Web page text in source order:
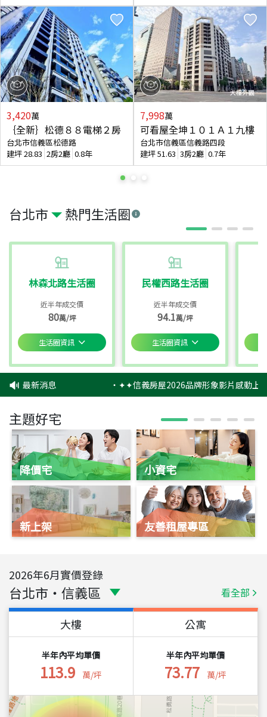
台北市 熱門生活圈
林森北路生活圈
近半年成交價
80萬/坪
生活圈資訊
民權西路生活圈
近半年成交價
94.1萬/坪
生活圈資訊
3,420萬
｛全新｝松德８８電梯２房
台北市信義區松德路
建坪28.83 2房2廳 0.8年
7,998萬
可看屋全坤１０１Ａ１九樓
台北市信義區信義路四段
建坪51.63 3房2廳 0.7年
最新消息 ‧✦✦信義房屋2026品牌形象影片感動上
主題好宅
降價宅
新上架
小資宅
友善租屋專區
2026年6月實價登錄
台北市 ・ 信義區 看全部
大樓
半年內平均單價
113.9 萬/坪
公寓
半年內平均單價
73.77 萬/坪